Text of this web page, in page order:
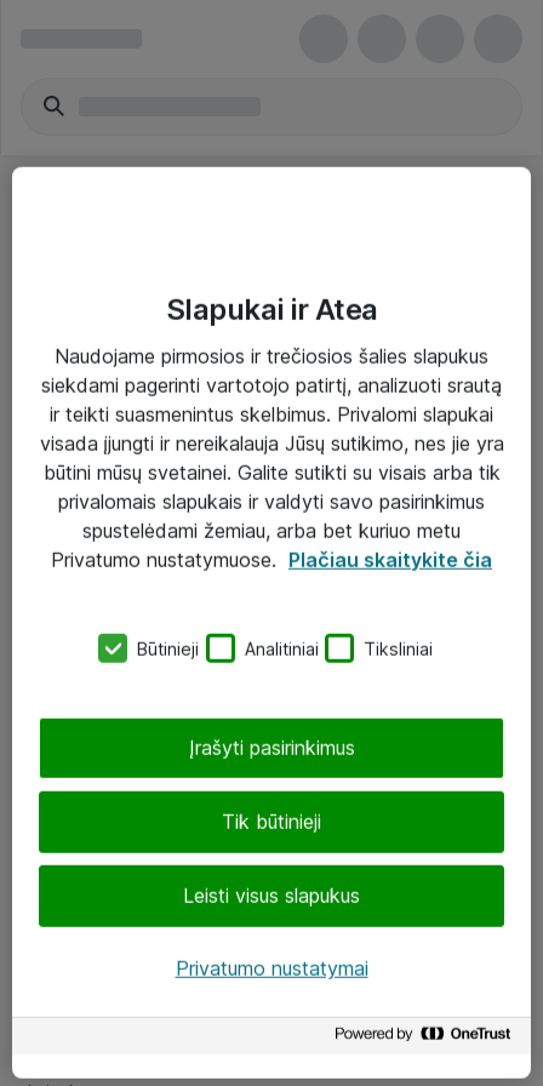
Paslaugos
Sprendimai
Įgyvendinti projektai
Atea ekspertų patarimai verslui
eShop@atea.lt
LinkedIn
Slapukai ir Atea
Naudojame pirmosios ir trečiosios šalies slapukus
siekdami pagerinti vartotojo patirtį, analizuoti srautą
ir teikti suasmenintus skelbimus. Privalomi slapukai
visada įjungti ir nereikalauja Jūsų sutikimo, nes jie yra
būtini mūsų svetainei. Galite sutikti su visais arba tik
privalomais slapukais ir valdyti savo pasirinkimus
spustelėdami žemiau, arba bet kuriuo metu
Privatumo nustatymuose. Plačiau skaitykite čia
Būtinieji Analitiniai Tiksliniai
Tik būtinieji
Leisti visus slapukus
Įrašyti pasirinkimus
Privatumo nustatymai